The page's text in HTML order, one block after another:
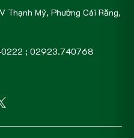
Thạnh Mỹ, Phường Cái Răng,
; 02923.740768